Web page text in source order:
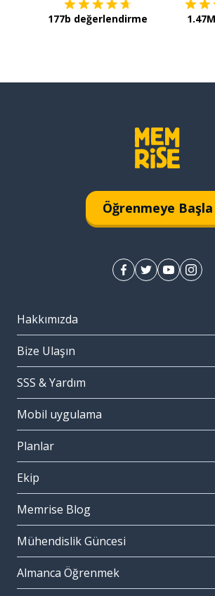
177b değerlendirme
Öğrenmeye Başla
Hakkımızda
Bize Ulaşın
SSS & Yardım
Mobil uygulama
Planlar
Ekip
Memrise Blog
Mühendislik Güncesi
Almanca Öğrenmek